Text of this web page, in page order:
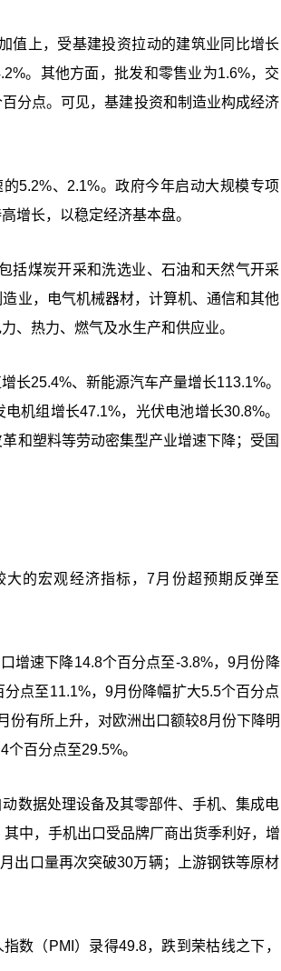
值上，受基建投资拉动的建筑业同比增长
。其他方面，批发和零售业为1.6%，交
分点。可见，基建投资和制造业构成经济
5.2%、2.1%。政府今年启动大规模专项
增长，以稳定经济基本盘。
括煤炭开采和洗选业、石油和天然气开采
业，电气机械器材，计算机、通信和其他
、热力、燃气及水生产和供应业。
长25.4%、新能源汽车产量增长113.1%。
机组增长47.1%，光伏电池增长30.8%。
和塑料等劳动密集型产业增速下降；受国
的宏观经济指标，7月份超预期反弹至
增速下降14.8个百分点至-3.8%，9月份降
点至11.1%，9月份降幅扩大5.5个百分点
份有所上升，对欧洲出口额较8月份下降明
百分点至29.5%。
数据处理设备及其零部件、手机、集成电
中，手机出口受品牌厂商出货季利好，增
出口量再次突破30万辆；上游钢铁等原材
数（PMI）录得49.8，跌到荣枯线之下，